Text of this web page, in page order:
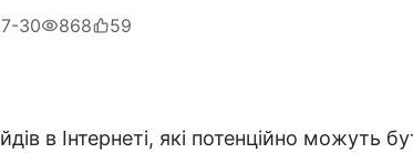
30 868 59
в Інтернеті, які потенційно можуть